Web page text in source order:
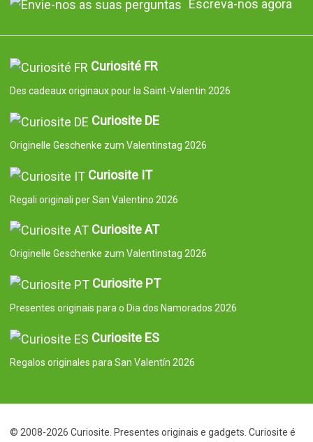
Escreva-nos agora
Curiosité FR
Des cadeaux originaux pour la Saint-Valentin 2026
Curiosite DE
Originelle Geschenke zum Valentinstag 2026
Curiosite IT
Regali originali per San Valentino 2026
Curiosite AT
Originelle Geschenke zum Valentinstag 2026
Curiosite PT
Presentes originais para o Dia dos Namorados 2026
Curiosite ES
Regalos originales para San Valentín 2026
© 2008-2026 Curiosite. Presentes originais e gadgets. Curiosite é